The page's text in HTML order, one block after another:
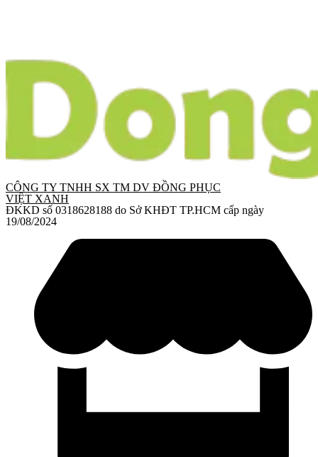
CÔNG TY TNHH SX TM DV ĐỒNG PHỤC
VIỆT XANH
ĐKKD số 0318628188 do Sở KHĐT TP.HCM cấp ngày
19/08/2024